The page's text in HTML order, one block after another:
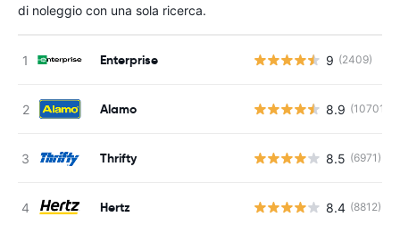
di noleggio con una sola ricerca.
Enterprise 9 (2409)
Alamo 8.9 (10701)
Thrifty 8.5 (6971)
Hertz 8.4 (8812)